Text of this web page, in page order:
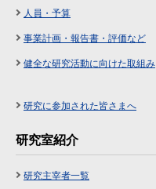
人員・予算
事業計画・報告書・評価など
健全な研究活動に向けた取組み
研究に参加された皆さまへ
研究室紹介
研究主宰者一覧